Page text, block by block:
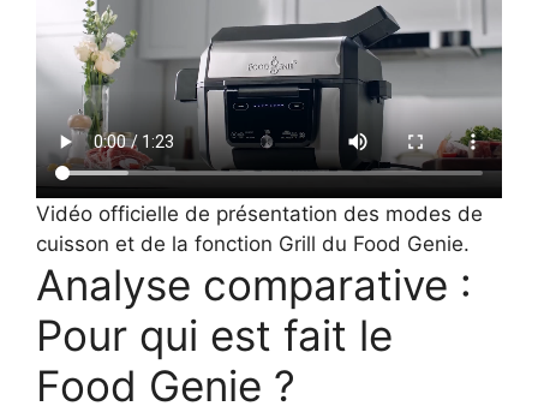
Vidéo officielle de présentation des modes de
cuisson et de la fonction Grill du Food Genie.
Analyse comparative :
Pour qui est fait le
Food Genie ?